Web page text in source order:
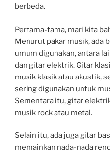
berbeda.
Pertama-tama, mari kita
Menurut pakar musik, ada
umum digunakan, antara
dan gitar elektrik. Gitar
musik klasik atau akustik,
sering digunakan untuk
Sementara itu, gitar
musik rock atau metal.
Selain itu, ada juga gitar
memainkan nada-nada